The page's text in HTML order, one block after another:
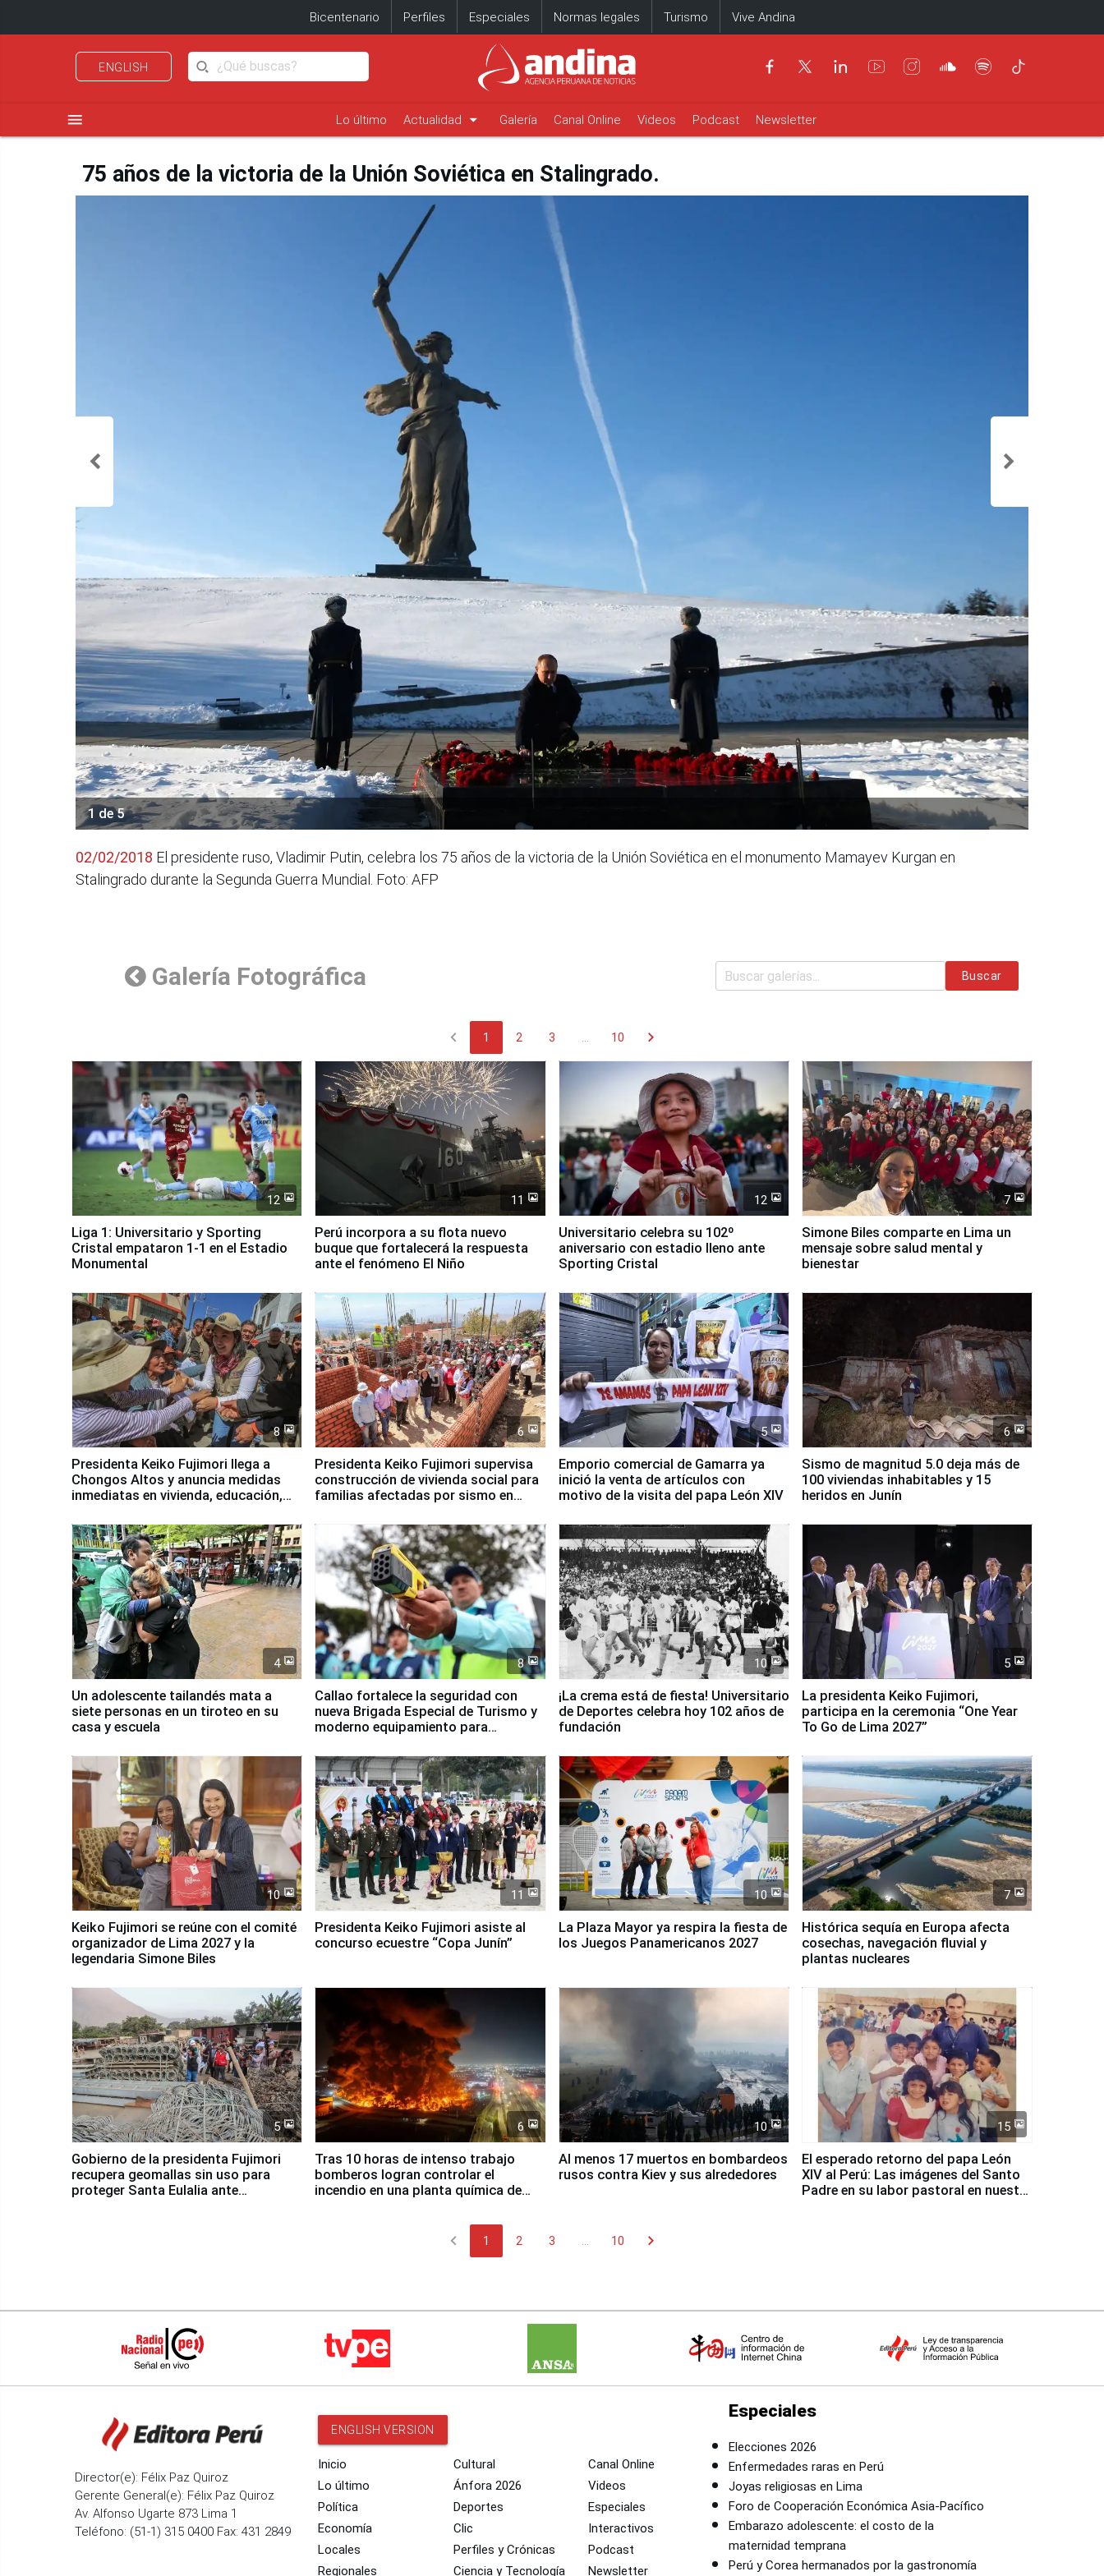
Bicentenario Perfiles Especiales Normas legales Turismo Vive Andina
ENGLISH
menu Lo último Actualidad arrow_drop_down Galería Canal Online Videos Podcast Newsletter
75 años de la victoria de la Unión Soviética en Stalingrado.
1 de 5
02/02/2018 El presidente ruso, Vladimir Putin, celebra los 75 años de la victoria de la Unión Soviética en el monumento Mamayev Kurgan en
Stalingrado durante la Segunda Guerra Mundial. Foto: AFP
Galería Fotográfica Buscar
chevron_left 1 2 3 10 chevron_right
12
Liga 1: Universitario y Sporting
Cristal empataron 1-1 en el Estadio
Monumental
11
Perú incorpora a su flota nuevo
buque que fortalecerá la respuesta
ante el fenómeno El Niño
12
Universitario celebra su 102º
aniversario con estadio lleno ante
Sporting Cristal
7
Simone Biles comparte en Lima un
mensaje sobre salud mental y
bienestar
8
Presidenta Keiko Fujimori llega a
Chongos Altos y anuncia medidas
inmediatas en vivienda, educación,
6
Presidenta Keiko Fujimori supervisa
construcción de vivienda social para
familias afectadas por sismo en
5
Emporio comercial de Gamarra ya
inició la venta de artículos con
motivo de la visita del papa León XIV
6
Sismo de magnitud 5.0 deja más de
100 viviendas inhabitables y 15
heridos en Junín
4
Un adolescente tailandés mata a
siete personas en un tiroteo en su
casa y escuela
8
Callao fortalece la seguridad con
nueva Brigada Especial de Turismo y
moderno equipamiento para
10
¡La crema está de fiesta! Universitario
de Deportes celebra hoy 102 años de
fundación
5
La presidenta Keiko Fujimori,
participa en la ceremonia “One Year
To Go de Lima 2027”
10
Keiko Fujimori se reúne con el comité
organizador de Lima 2027 y la
legendaria Simone Biles
11
Presidenta Keiko Fujimori asiste al
concurso ecuestre “Copa Junín”
10
La Plaza Mayor ya respira la fiesta de
los Juegos Panamericanos 2027
7
Histórica sequía en Europa afecta
cosechas, navegación fluvial y
plantas nucleares
5
Gobierno de la presidenta Fujimori
recupera geomallas sin uso para
proteger Santa Eulalia ante
6
Tras 10 horas de intenso trabajo
bomberos logran controlar el
incendio en una planta química de
10
Al menos 17 muertos en bombardeos
rusos contra Kiev y sus alrededores
15
El esperado retorno del papa León
XIV al Perú: Las imágenes del Santo
Padre en su labor pastoral en nuestro
chevron_left 1 2 3 10 chevron_right
Director(e): Félix Paz Quiroz
Gerente General(e): Félix Paz Quiroz
Av. Alfonso Ugarte 873 Lima 1
Teléfono: (51-1) 315 0400 Fax: 431 2849
ENGLISH VERSION
Inicio
Lo último
Política
Economía
Locales
Regionales
Cultural
Ánfora 2026
Deportes
Clic
Perfiles y Crónicas
Ciencia y Tecnología
Canal Online
Videos
Especiales
Interactivos
Podcast
Newsletter
Especiales
Elecciones 2026
Enfermedades raras en Perú
Joyas religiosas en Lima
Foro de Cooperación Económica Asia-Pacífico
Embarazo adolescente: el costo de la
maternidad temprana
Perú y Corea hermanados por la gastronomía